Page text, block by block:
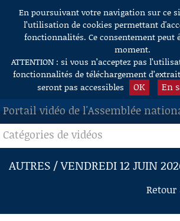
Aller au contenu
En poursuivant votre navigation sur ce
l’utilisation de cookies permettant
fonctionnalités. Ce consentement peut
moment.
ATTENTION : si vous n’acceptez pas
fonctionnalités de téléchargement
seront pas accessibles
OK En
Portail vidéo de l'Assemblée
ACCUEIL
EN DIRECT
RECHERCHE
Catégories de vidéos
Séance publique
Questions au
Commissions
AUTRES / VENDREDI 12 JUIN